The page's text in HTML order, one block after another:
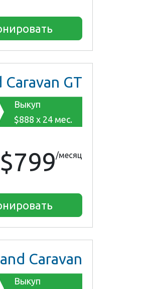
GT
Выкуп
$888 x 24 мес.
$799/месяц
Caravan
Выкуп